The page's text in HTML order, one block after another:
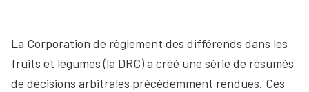
La Corporation de règlement des différends dans les
fruits et légumes (la DRC) a créé une série de résumés
de décisions arbitrales précédemment rendues. Ces